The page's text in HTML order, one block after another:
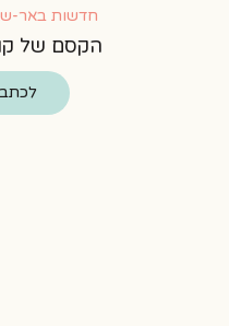
חדשות באר-שבע
הקסם של